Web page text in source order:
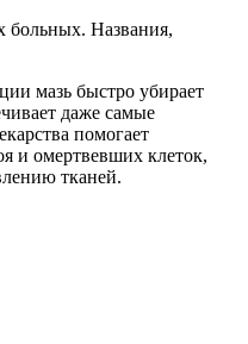
мазь быстро убирает
даже самые
помогает
и омертвевших клеток,
тканей.